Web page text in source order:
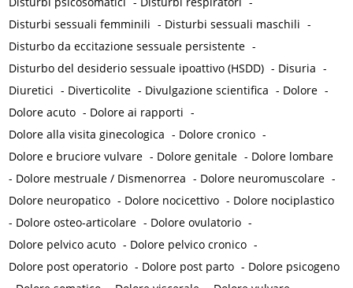
Disturbi sessuali femminili - Disturbi sessuali maschili -
Disturbo da eccitazione sessuale persistente -
Disturbo del desiderio sessuale ipoattivo (HSDD) - Disuria -
Diuretici - Diverticolite - Divulgazione scientifica - Dolore -
Dolore acuto - Dolore ai rapporti -
Dolore alla visita ginecologica - Dolore cronico -
Dolore e bruciore vulvare - Dolore genitale - Dolore lombare
- Dolore mestruale / Dismenorrea - Dolore neuromuscolare -
Dolore neuropatico - Dolore nocicettivo - Dolore nociplastico
- Dolore osteo-articolare - Dolore ovulatorio -
Dolore pelvico acuto - Dolore pelvico cronico -
Dolore post operatorio - Dolore post parto - Dolore psicogeno